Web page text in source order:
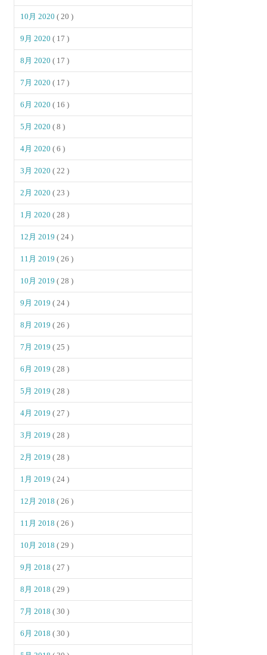
10月 2020( 20 )
9月 2020( 17 )
8月 2020( 17 )
7月 2020( 17 )
6月 2020( 16 )
5月 2020( 8 )
4月 2020( 6 )
3月 2020( 22 )
2月 2020( 23 )
1月 2020( 28 )
12月 2019( 24 )
11月 2019( 26 )
10月 2019( 28 )
9月 2019( 24 )
8月 2019( 26 )
7月 2019( 25 )
6月 2019( 28 )
5月 2019( 28 )
4月 2019( 27 )
3月 2019( 28 )
2月 2019( 28 )
1月 2019( 24 )
12月 2018( 26 )
11月 2018( 26 )
10月 2018( 29 )
9月 2018( 27 )
8月 2018( 29 )
7月 2018( 30 )
6月 2018( 30 )